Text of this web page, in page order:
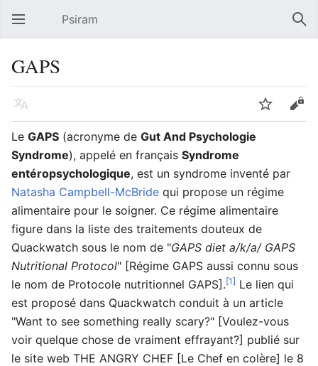
Ouvrir le menu principal Psiram
GAPS
Langue Suivre
Le GAPS (acronyme de Gut And Psychologie
Syndrome), appelé en français Syndrome
entéropsychologique, est un syndrome inventé par
Natasha Campbell-McBride qui propose un régime
alimentaire pour le soigner. Ce régime alimentaire
figure dans la liste des traitements douteux de
Quackwatch sous le nom de "GAPS diet a/k/a/ GAPS
Nutritional Protocol" [Régime GAPS aussi connu sous
le nom de Protocole nutritionnel GAPS].[1] Le lien qui
est proposé dans Quackwatch conduit à un article
"Want to see something really scary?" [Voulez-vous
voir quelque chose de vraiment effrayant?] publié sur
le site web THE ANGRY CHEF [Le Chef en colère] le 8